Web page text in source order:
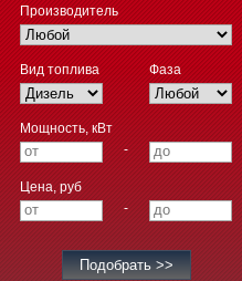
Производитель
Вид топлива Фаза
Мощность, кВт
-
Цена, руб
-